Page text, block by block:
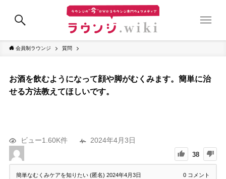
会員制ラウンジ 質問
お酒を飲むようになって顔や脚がむくみます。簡単に治
せる方法教えてほしいです。
ビュー1.60K件 2024年4月3日
38
簡単なむくみケアを知りたい (匿名) 2024年4月3日 0 コメント